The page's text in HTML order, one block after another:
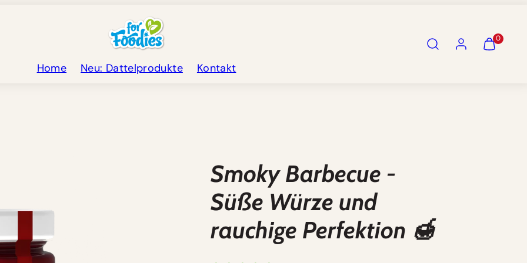
Home
Neu: Dattelprodukte Kontakt
Suchen Konto
Meinen
Meinen
0
Smoky Barbecue -
Süße Würze und
rauchige Perfektion 🍯